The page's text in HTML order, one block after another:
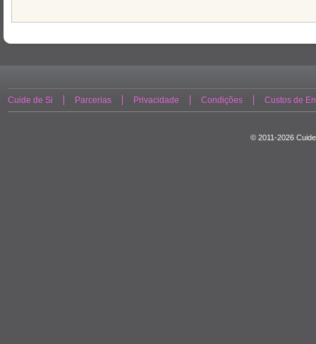
Cuide de Si Parcerias Privacidade Condições Custos de
© 2011-2026